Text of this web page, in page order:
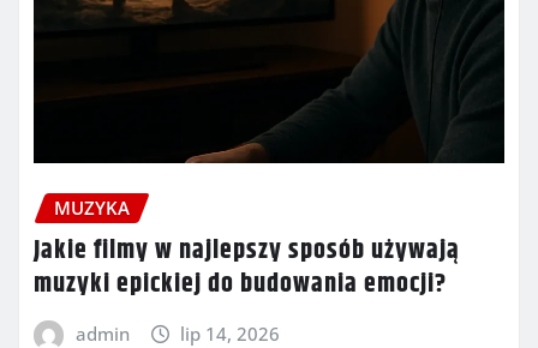
MUZYKA
Jakie filmy w najlepszy sposób używają
muzyki epickiej do budowania emocji?
admin lip 14, 2026